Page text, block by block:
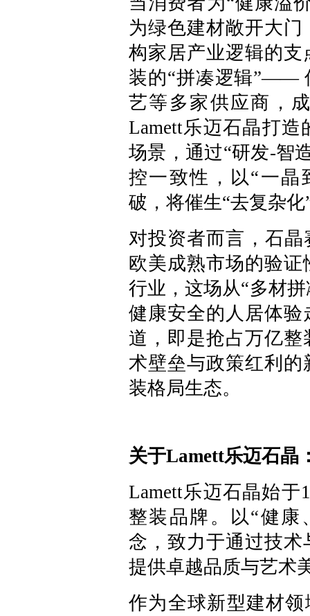
为绿色建材敞开大
构家居产业逻辑的
装的“拼凑逻辑”——
艺等多家供应商，
Lamett乐迈石晶打
场景，通过“研发-智
控一致性，以“一晶
破，将催生“去复杂
对投资者而言，石
欧美成熟市场的验
行业，这场从“多材
健康安全的人居体
道，即是抢占万亿
术壁垒与政策红利
装格局生态。
关于Lamett乐迈石晶
Lamett乐迈石晶始于
整装品牌。以“健康
念，致力于通过技
提供卓越品质与艺术
作为全球新型建材